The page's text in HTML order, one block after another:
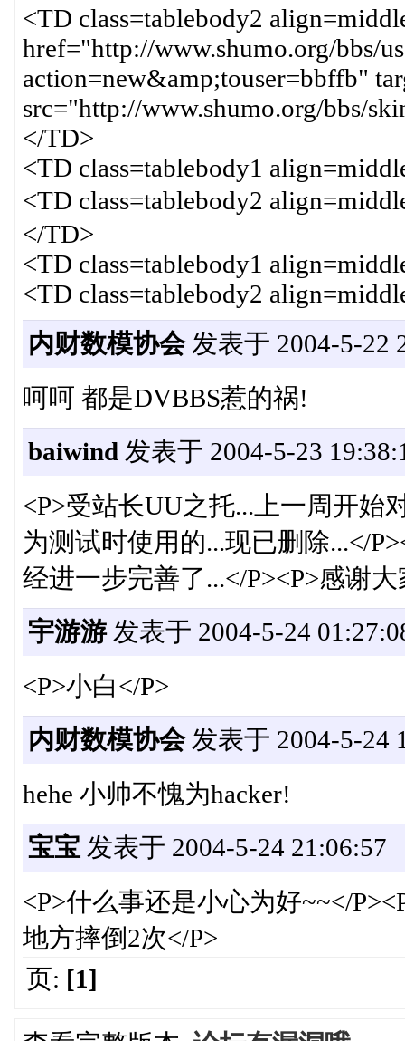
<TD class=tablebody2
href="http://www.shumo.org/bbs/
action=new&amp;touser=bbffb"
src="http://www.shumo.org/bbs/
</TD>
<TD class=tablebody1
<TD class=tablebody2
</TD>
<TD class=tablebody1
<TD class=tablebody2
内财数模协会发表于 2004-5-22
呵呵 都是DVBBS惹的祸!
baiwind 发表于 2004-5-23
<P>受站长UU之托...上一周开始
为测试时使用的...现已删除...</
经进一步完善了...</P><P>感谢
宇游游发表于 2004-5-24
<P>小白</P>
内财数模协会发表于 2004-5-24
hehe 小帅不愧为hacker!
宝宝 发表于 2004-5-24 21:06:57
<P>什么事还是小心为好~~</
地方摔倒2次</P>
页: [1]